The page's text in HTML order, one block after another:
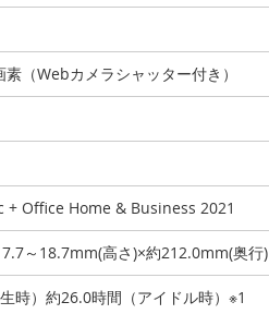
（Webカメラシャッター付き）
+ Office Home & Business 2021
～18.7mm(高さ)×約212.0mm(奥行)
時）約26.0時間（アイドル時）※1